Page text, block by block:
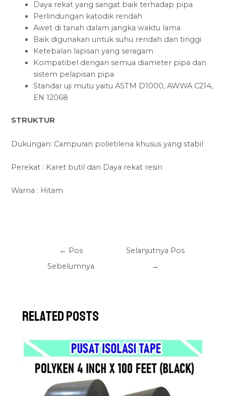
Daya rekat yang sangat baik terhadap pipa
Perlindungan katodik rendah
Awet di tanah dalam jangka waktu lama
Baik digunakan untuk suhu rendah dan tinggi
Ketebalan lapisan yang seragam
Kompatibel dengan semua diameter pipa dan
sistem pelapisan pipa
Standar uji mutu yaitu ASTM D1000, AWWA C214,
EN 12068
STRUKTUR
Dukungan: Campuran polietilena khusus yang stabil
Perekat : Karet butil dan Daya rekat resin
Warna : Hitam
← Pos
Sebelumnya
Selanjutnya Pos
→
Related Posts